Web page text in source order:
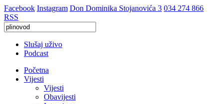
Facebook Instagram Don Dominika Stojanovića 3 034 274 866
RSS
Slušaj uživo
Podcast
Početna
Vijesti
Vijesti
Obavijesti